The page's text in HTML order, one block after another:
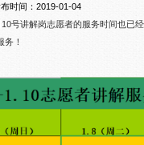
布时间：2019-01-04
号讲解岗志愿者的服务时间也已
！